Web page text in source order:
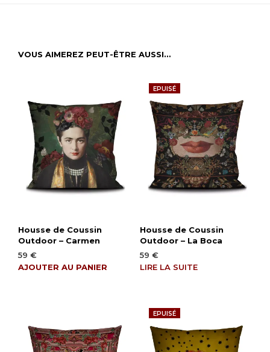
VOUS AIMEREZ PEUT-ÊTRE AUSSI…
Housse de Coussin
Outdoor – Carmen
59 €
AJOUTER AU PANIER
EPUISÉ
Housse de Coussin
Outdoor – La Boca
59 €
LIRE LA SUITE
EPUISÉ